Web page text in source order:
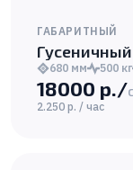
ГАБАРИТНЫЙ
Гусеничный
680 мм 500 кг
18000 р./
2.250 р. / час